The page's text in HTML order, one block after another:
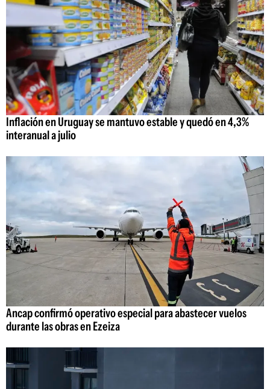
Inflación en Uruguay se mantuvo estable y quedó en 4,3%
interanual a julio
Ancap confirmó operativo especial para abastecer vuelos
durante las obras en Ezeiza